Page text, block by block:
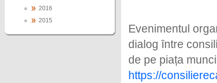
2016
2015
Evenimentul
dialog între
de pe piața
https://